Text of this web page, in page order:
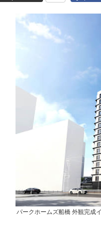
パークホームズ船橋 外観完成